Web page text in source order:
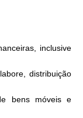
inclusive
distribuição
bens móveis e